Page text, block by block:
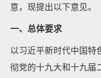
意，现提出以下意见。
一、总体要求
以习近平新时代中国特
彻党的十九大和十九届